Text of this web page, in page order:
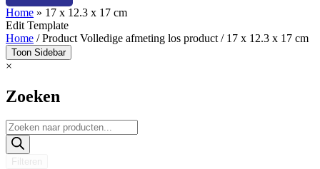
Home » 17 x 12.3 x 17 cm
Edit Template
Home / Product Volledige afmeting los product / 17 x 12.3 x 17 cm
Toon Sidebar
×
Zoeken
Producten
zoeken